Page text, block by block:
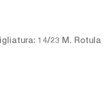
14/23 M. Rotula